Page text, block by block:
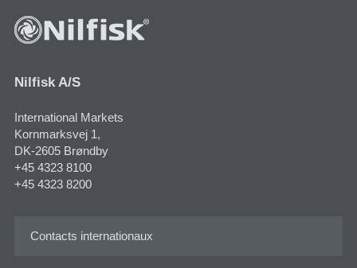
Nilfisk A/S
International Markets
Kornmarksvej 1​,
DK-2605 Brøndby
+45 4323 8100
+45 4323 8200
Contacts internationaux